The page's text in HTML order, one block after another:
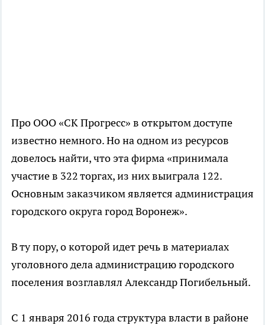
Про ООО «СК Прогресс» в открытом доступе
известно немного. Но на одном из ресурсов
довелось найти, что эта фирма «принимала
участие в 322 торгах, из них выиграла 122.
Основным заказчиком является администрация
городского округа город Воронеж».
В ту пору, о которой идет речь в материалах
уголовного дела администрацию городского
поселения возглавлял Александр Погибельный.
С 1 января 2016 года структура власти в районе